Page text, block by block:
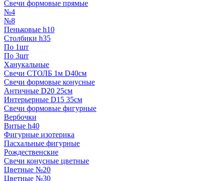
Свечи формовые прямые
№4
№8
Пеньковые h10
Столбики h35
По 1шт
По 3шт
Ханукальные
Свечи СТОЛБ 1м D40см
Свечи формовые конусные
Античные D20 25см
Интерьерные D15 35см
Свечи формовые фигурные
Вербочки
Витые h40
Фигурные изотерика
Пасхальные фигурные
Рождественские
Свечи конусные цветные
Цветные №20
Цветные №30